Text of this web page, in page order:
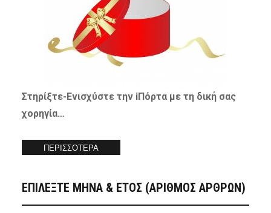
Στηρίξτε- Ενισχύστετην iΠόρτα με τη δική σας
χορηγία…
ΠΕΡΙΣΣΟΤΕΡΑ
ΕΠΙΛΕΞΤΕ ΜΗΝΑ & ΕΤΟΣ (ΑΡΙΘΜΟΣ ΑΡΘΡΩΝ)